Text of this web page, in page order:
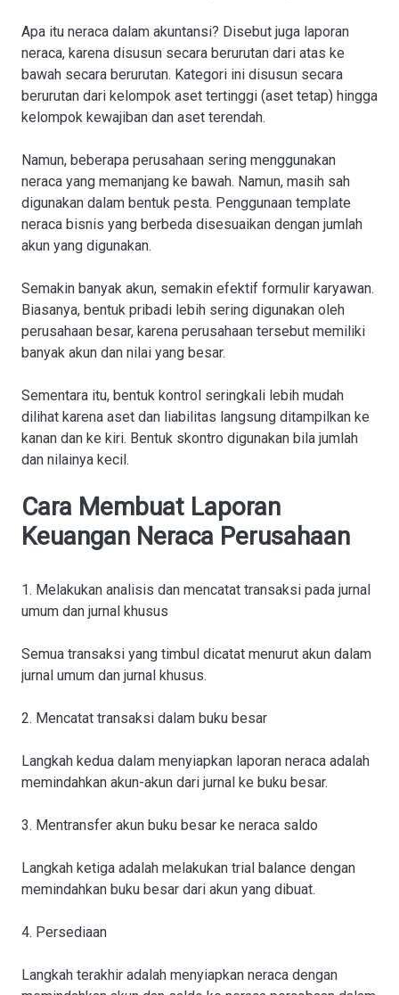
Apa itu neraca dalam akuntansi? Disebut juga laporan
neraca, karena disusun secara berurutan dari atas ke
bawah secara berurutan. Kategori ini disusun secara
berurutan dari kelompok aset tertinggi (aset tetap) hingga
kelompok kewajiban dan aset terendah.
Namun, beberapa perusahaan sering menggunakan
neraca yang memanjang ke bawah. Namun, masih sah
digunakan dalam bentuk pesta. Penggunaan template
neraca bisnis yang berbeda disesuaikan dengan jumlah
akun yang digunakan.
Semakin banyak akun, semakin efektif formulir karyawan.
Biasanya, bentuk pribadi lebih sering digunakan oleh
perusahaan besar, karena perusahaan tersebut memiliki
banyak akun dan nilai yang besar.
Sementara itu, bentuk kontrol seringkali lebih mudah
dilihat karena aset dan liabilitas langsung ditampilkan ke
kanan dan ke kiri. Bentuk skontro digunakan bila jumlah
dan nilainya kecil.
Cara Membuat Laporan
Keuangan Neraca Perusahaan
1. Melakukan analisis dan mencatat transaksi pada jurnal
umum dan jurnal khusus
Semua transaksi yang timbul dicatat menurut akun dalam
jurnal umum dan jurnal khusus.
2. Mencatat transaksi dalam buku besar
Langkah kedua dalam menyiapkan laporan neraca adalah
memindahkan akun-akun dari jurnal ke buku besar.
3. Mentransfer akun buku besar ke neraca saldo
Langkah ketiga adalah melakukan trial balance dengan
memindahkan buku besar dari akun yang dibuat.
4. Persediaan
Langkah terakhir adalah menyiapkan neraca dengan